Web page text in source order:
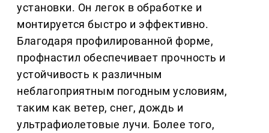
установки. Он легок в обработке и
монтируется быстро и эффективно.
Благодаря профилированной форме,
профнастил обеспечивает прочность и
устойчивость к различным
неблагоприятным погодным условиям,
таким как ветер, снег, дождь и
ультрафиолетовые лучи. Более того,